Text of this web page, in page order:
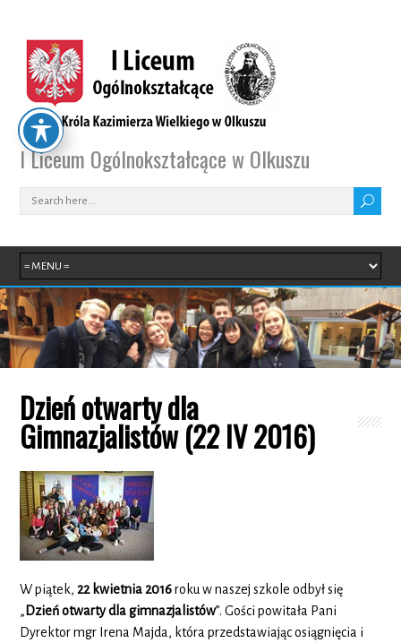
I Liceum Ogólnokształcące w Olkuszu
Dzień otwarty dla
Gimnazjalistów (22 IV 2016)
W piątek, 22 kwietnia 2016roku w naszej szkole odbył się
„Dzień otwarty dla gimnazjalistów”. Gości powitała Pani
Dyrektor mgr Irena Majda, która przedstawiając osiągnięcia i